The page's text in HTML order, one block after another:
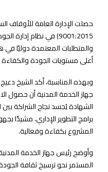
9001:2015) في نظام
والمتطلبات المعتمدة دوليًا
أعلى مستويات الجودة
وبهذه المناسبة، أكد الشيخ
جهاز الخدمة المدنية أن حصول
الشهادة يُجسد نجاح الشراكة
برامج التطوير الإداري، مشيدًا
المشروع بكفاءة وفعالية.
وأوضح رئيس جهاز الخدمة
المستمر نحو ترسيخ ثقافة